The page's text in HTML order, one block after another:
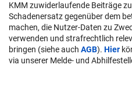
KMM zuwiderlaufende Beiträge
Schadenersatz gegenüber dem
machen, die Nutzer-Daten zu
verwenden und strafrechtlich
bringen (siehe auch AGB). Hier
via unserer Melde- und